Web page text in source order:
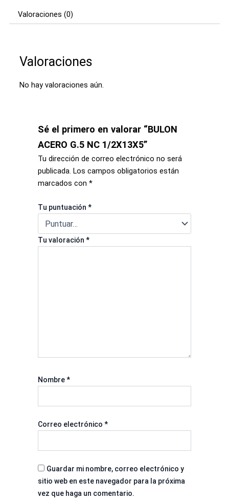
Valoraciones (0)
Valoraciones
No hay valoraciones aún.
Sé el primero en valorar “BULON
ACERO G.5 NC 1/2X13X5”
Tu dirección de correo electrónico no será
publicada. Los campos obligatorios están
marcados con*
Tu puntuación*
Tu valoración*
Nombre*
Correo electrónico*
Guardar mi nombre, correo electrónico y
sitio web en este navegador para la próxima
vez que haga un comentario.